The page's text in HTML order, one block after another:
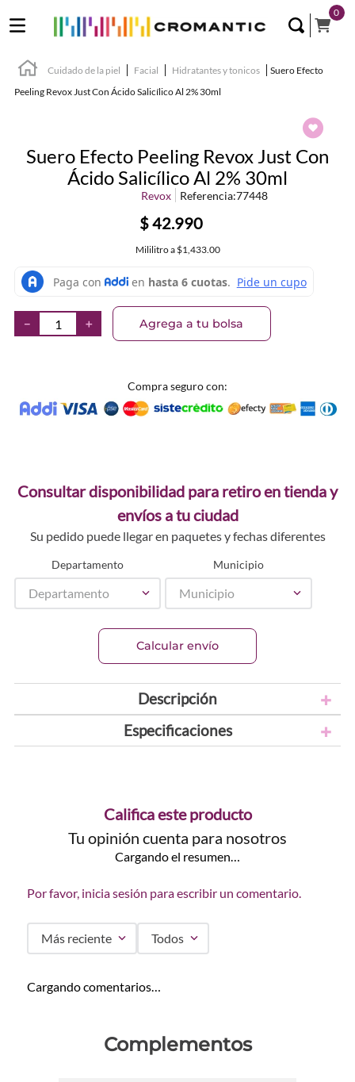
0
Cuidado de la piel Facial Hidratantes y tonicos
Suero Efecto
Peeling Revox Just Con Ácido Salicílico Al 2% 30ml
Suero Efecto Peeling Revox Just Con
Ácido Salicílico Al 2% 30ml
Revox Referencia:77448
$42.990
Mililitroa $1,433.00
＋
－ Agrega a tu bolsa
Compra seguro con:
Consultar disponibilidad para retiro en tienda y
envíos a tu ciudad
Su pedido puede llegar en paquetes y fechas diferentes
Departamento
Departamento
Municipio
Municipio
Calcular envío
Descripción
Especificaciones
Califica este producto
Tu opinión cuenta para nosotros
Cargando el resumen…
Por favor, inicia sesión para escribir un comentario.
Más reciente Todos
Cargando comentarios…
Complementos